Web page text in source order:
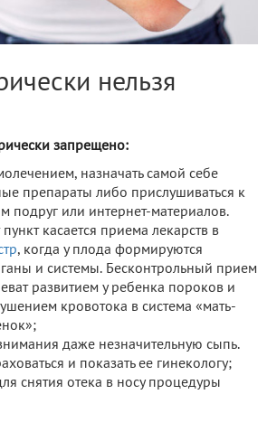
нельзя
запрещено:
назначать самой себе
препараты либо прислушиваться к
подруг или интернет-материалов.
касается приема лекарств в
, когда у плода формируются
и системы. Бесконтрольный прием
развитием у ребенка пороков и
кровотока в система «мать-
даже незначительную сыпь.
и показать ее гинекологу;
снятия отека в носу процедуры